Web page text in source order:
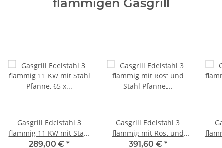
flammigen Gasgrill
Gasgrill Edelstahl 3
flammig 11 KW mit Stahl
Pfanne, 65 x 53 x 27 cm
289,00 € *
Gasgrill Edelstahl 3
flammig mit Rost und
Stahl Pfanne, 65 x 53 x
391,60 € *